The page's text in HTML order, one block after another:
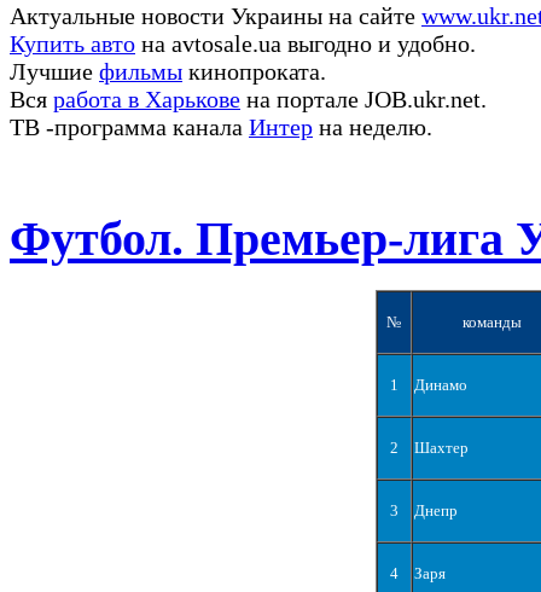
Актуальные новости Украины на сайте
Купить авто на avtosale.ua выгодно и удобно.
Лучшие фильмы кинопроката.
Вся работа в Харькове на портале JOB.ukr.net.
ТВ -программа канала Интер на неделю.
Футбол. Премьер-лига
№ команды
1 Динамо
2 Шахтер
3 Днепр
4 Заря